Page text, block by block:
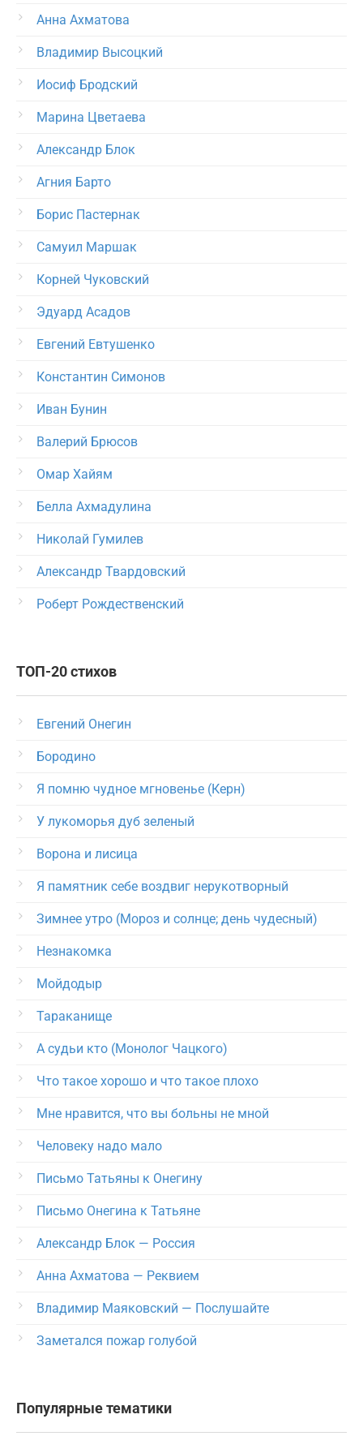
Анна Ахматова
Владимир Высоцкий
Иосиф Бродский
Марина Цветаева
Александр Блок
Агния Барто
Борис Пастернак
Самуил Маршак
Корней Чуковский
Эдуард Асадов
Евгений Евтушенко
Константин Симонов
Иван Бунин
Валерий Брюсов
Омар Хайям
Белла Ахмадулина
Николай Гумилев
Александр Твардовский
Роберт Рождественский
ТОП-20 стихов
Евгений Онегин
Бородино
Я помню чудное мгновенье (Керн)
У лукоморья дуб зеленый
Ворона и лисица
Я памятник себе воздвиг нерукотворный
Зимнее утро (Мороз и солнце; день чудесный)
Незнакомка
Мойдодыр
Тараканище
А судьи кто (Монолог Чацкого)
Что такое хорошо и что такое плохо
Мне нравится, что вы больны не мной
Человеку надо мало
Письмо Татьяны к Онегину
Письмо Онегина к Татьяне
Александр Блок — Россия
Анна Ахматова — Реквием
Владимир Маяковский — Послушайте
Заметался пожар голубой
Популярные тематики